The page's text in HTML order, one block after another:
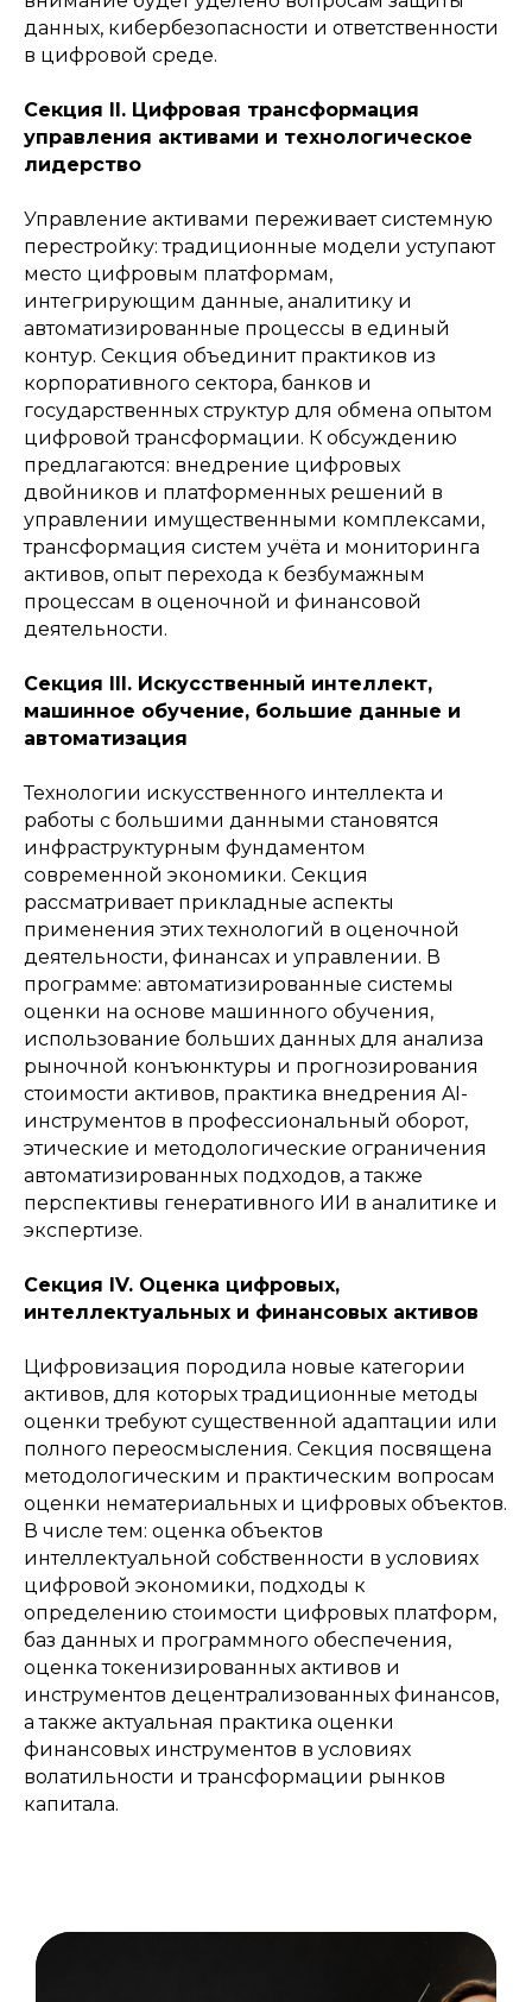
данных, кибербезопасности и ответственности
в цифровой среде.
Секция II. Цифровая трансформация
управления активами и технологическое
лидерство
Управление активами переживает системную
перестройку: традиционные модели уступают
место цифровым платформам,
интегрирующим данные, аналитику и
автоматизированные процессы в единый
контур. Секция объединит практиков из
корпоративного сектора, банков и
государственных структур для обмена опытом
цифровой трансформации. К обсуждению
предлагаются: внедрение цифровых
двойников и платформенных решений в
управлении имущественными комплексами,
трансформация систем учёта и мониторинга
активов, опыт перехода к безбумажным
процессам в оценочной и финансовой
деятельности.
Секция III. Искусственный интеллект,
машинное обучение, большие данные и
автоматизация
Технологии искусственного интеллекта и
работы с большими данными становятся
инфраструктурным фундаментом
современной экономики. Секция
рассматривает прикладные аспекты
применения этих технологий в оценочной
деятельности, финансах и управлении. В
программе: автоматизированные системы
оценки на основе машинного обучения,
использование больших данных для анализа
рыночной конъюнктуры и прогнозирования
стоимости активов, практика внедрения AI-
инструментов в профессиональный оборот,
этические и методологические ограничения
автоматизированных подходов, а также
перспективы генеративного ИИ в аналитике и
экспертизе.
Секция IV. Оценка цифровых,
интеллектуальных и финансовых активов
Цифровизация породила новые категории
активов, для которых традиционные методы
оценки требуют существенной адаптации или
полного переосмысления. Секция посвящена
методологическим и практическим вопросам
оценки нематериальных и цифровых объектов.
В числе тем: оценка объектов
интеллектуальной собственности в условиях
цифровой экономики, подходы к
определению стоимости цифровых платформ,
баз данных и программного обеспечения,
оценка токенизированных активов и
инструментов децентрализованных финансов,
а также актуальная практика оценки
финансовых инструментов в условиях
волатильности и трансформации рынков
капитала.